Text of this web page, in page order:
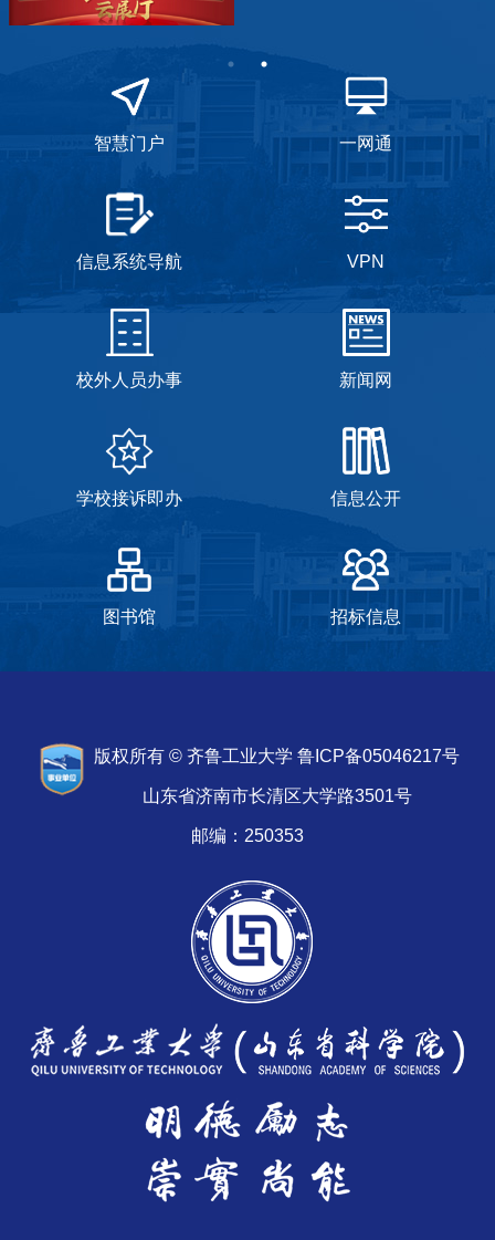
智慧门户 一网通
信息系统导航 VPN
校外人员办事 新闻网
学校接诉即办 信息公开
图书馆 招标信息
版权所有 © 齐鲁工业大学 鲁ICP备05046217号
山东省济南市长清区大学路3501号
邮编：250353